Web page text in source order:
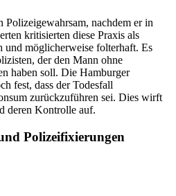
nachdem er in
kritisierten diese Praxis als
und möglicherweise folterhaft. Es
der den Mann ohne
haben soll. Die Hamburger
fest, dass der Todesfall
zurückzuführen sei. Dies wirft
deren Kontrolle auf.
Polizeifixierungen